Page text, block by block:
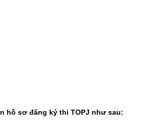
hồ sơ đăng ký thi TOPJ như sau: